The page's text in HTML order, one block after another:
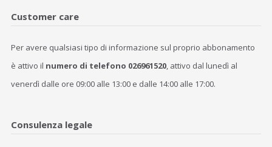
Customer care
Per avere qualsiasi tipo di informazione sul proprio abbonamento
è attivo il numero di telefono 026961520, attivo dal lunedì al
venerdì dalle ore 09:00 alle 13:00 e dalle 14:00 alle 17:00.
Consulenza legale